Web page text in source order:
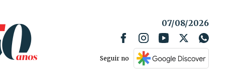
07/08/2026
Seguir no